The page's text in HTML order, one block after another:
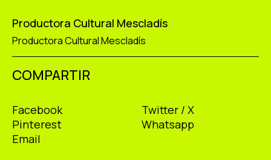
Productora Cultural Mescladís
Productora Cultural Mescladís
COMPARTIR
Facebook
Twitter / X
Pinterest
Whatsapp
Email